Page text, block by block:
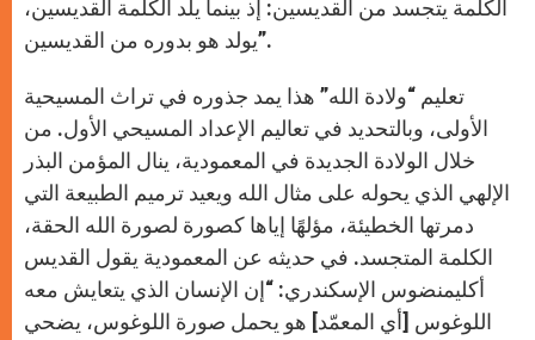
الكلمة يتجسد من القديسين: إذ بينما يلد الكلمة القديسين،
يولد هو بدوره من القديسين”.
تعليم “ولادة الله” هذا يمد جذوره في تراث المسيحية
الأولى، وبالتحديد في تعاليم الإعداد المسيحي الأول. من
خلال الولادة الجديدة في المعمودية، ينال المؤمن البذر
الإلهي الذي يحوله على مثال الله ويعيد ترميم الطبيعة التي
دمرتها الخطيئة، مؤلهًا إياها كصورة لصورة الله الحقة،
الكلمة المتجسد. في حديثه عن المعمودية يقول القديس
أكليمنضوس الإسكندري: “إن الإنسان الذي يتعايش معه
اللوغوس [أي المعمّد] هو يحمل صورة اللوغوس، يضحي